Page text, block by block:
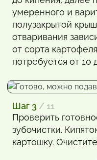
умеренного и
полузакрытой
отваривания
от сорта
потребуется от 10
Шаг 3 / 11
Проверить
зубочистки.
картошку.